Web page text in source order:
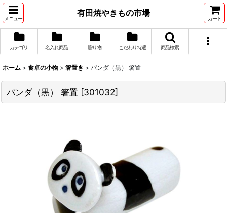
メニュー
有田焼やきもの市場
カート
カテゴリ 名入れ商品 贈り物 こだわり特選 商品検索
ホーム > 食卓の小物 > 箸置き > パンダ（黒） 箸置
パンダ（黒） 箸置 [301032]